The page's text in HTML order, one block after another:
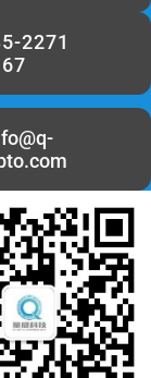
2271